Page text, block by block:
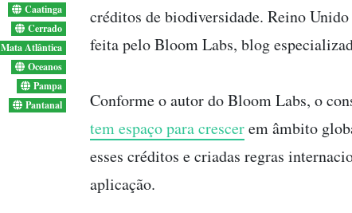
Caatinga
Cerrado
Mata Atlântica
Oceanos
Pampa
Pantanal
créditos de biodiversidade. Reino
feita pelo Bloom Labs, blog
Conforme o autor do Bloom Labs, o
tem espaço para crescerem âmbito
esses créditos e criadas regras
aplicação.